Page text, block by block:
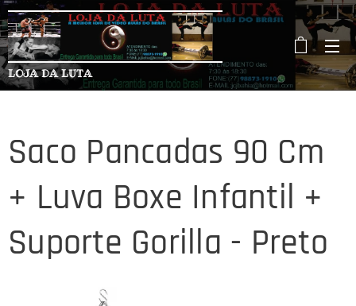
LOJA DA LUTA
Saco Pancadas 90 Cm
+ Luva Boxe Infantil +
Suporte Gorilla - Preto